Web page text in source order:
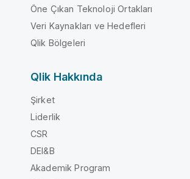
Öne Çıkan Teknoloji Ortakları
Veri Kaynakları ve Hedefleri
Qlik Bölgeleri
Qlik Hakkında
Şirket
Liderlik
CSR
DEI&B
Akademik Program